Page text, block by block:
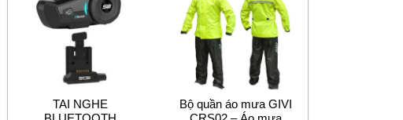
TAI NGHE
Bộ quần áo mưa GIVI